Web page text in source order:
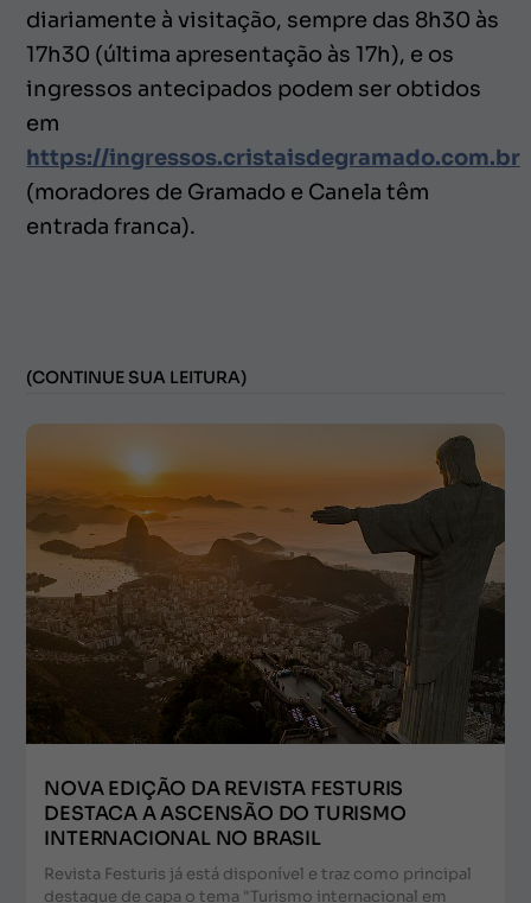
diariamente à visitação, sempre das 8h30 às
17h30 (última apresentação às 17h), e os
ingressos antecipados podem ser obtidos
em
https://ingressos.cristaisdegramado.com.br
(moradores de Gramado e Canela têm
entrada franca).
(CONTINUE SUA LEITURA)
NOVA EDIÇÃO DA REVISTA FESTURIS
DESTACA A ASCENSÃO DO TURISMO
INTERNACIONAL NO BRASIL
Revista Festuris já está disponível e traz como principal
destaque de capa o tema "Turismo internacional em